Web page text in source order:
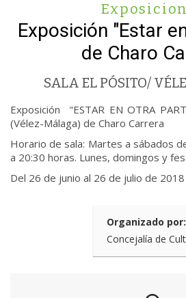
Exposición "Estar
de Charo
SALA EL PÓSITO/
Exposición "ESTAR EN OTRA
(Vélez-Málaga) de Charo Carrera
Horario de sala: Martes a sábados
a 20:30 horas. Lunes, domingos y
Del 26 de junio al 26 de julio de 2018
Organizado por:
Concejalía de